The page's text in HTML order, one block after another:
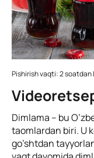
Pishirish vaqti: 2 soatdan
Dimlama – bu
taomlardan biri. U
go’shtdan